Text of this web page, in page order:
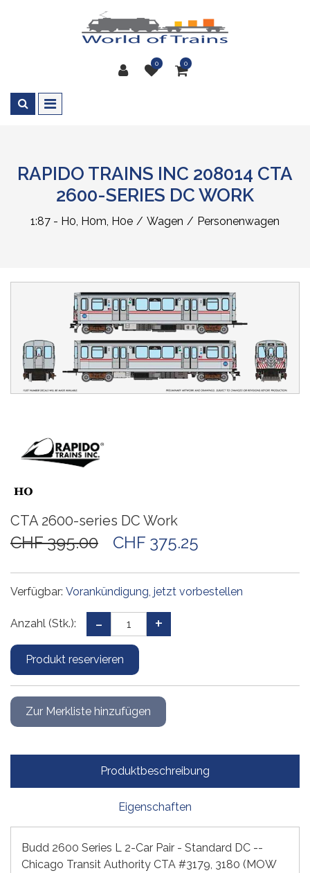
0 0
RAPIDO TRAINS INC 208014 CTA
2600-SERIES DC WORK
1:87 - H0, H0m, H0e Wagen Personenwagen
CTA 2600-series DC Work
CHF 395.00 CHF 375.25
Verfügbar: Vorankündigung, jetzt vorbestellen
Anzahl (Stk.):
Produktbeschreibung
Eigenschaften
Budd 2600 Series L 2-Car Pair - Standard DC --
Chicago Transit Authority CTA #3179, 3180 (MOW